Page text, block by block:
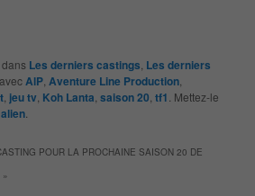
Les derniers castings Les derniers
AlP Aventure Line Production
jeu tv Koh Lanta ,saison 20 ,tf1 . Mettez-le
POUR LA PROCHAINE SAISON 20 DE
»